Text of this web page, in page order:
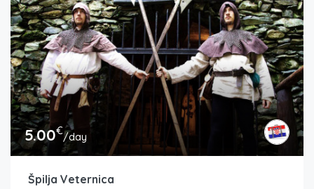
5.00€/day
Špilja Veternica